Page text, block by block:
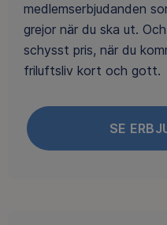
medlemserbjudanden
grejor när du ska ut.
schysst pris, när du
friluftsliv kort och gott.
SE